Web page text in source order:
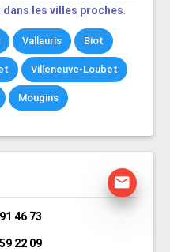
les villes proches.
Vallauris Biot
Villeneuve-Loubet
Mougins
mail
46 73
22 09